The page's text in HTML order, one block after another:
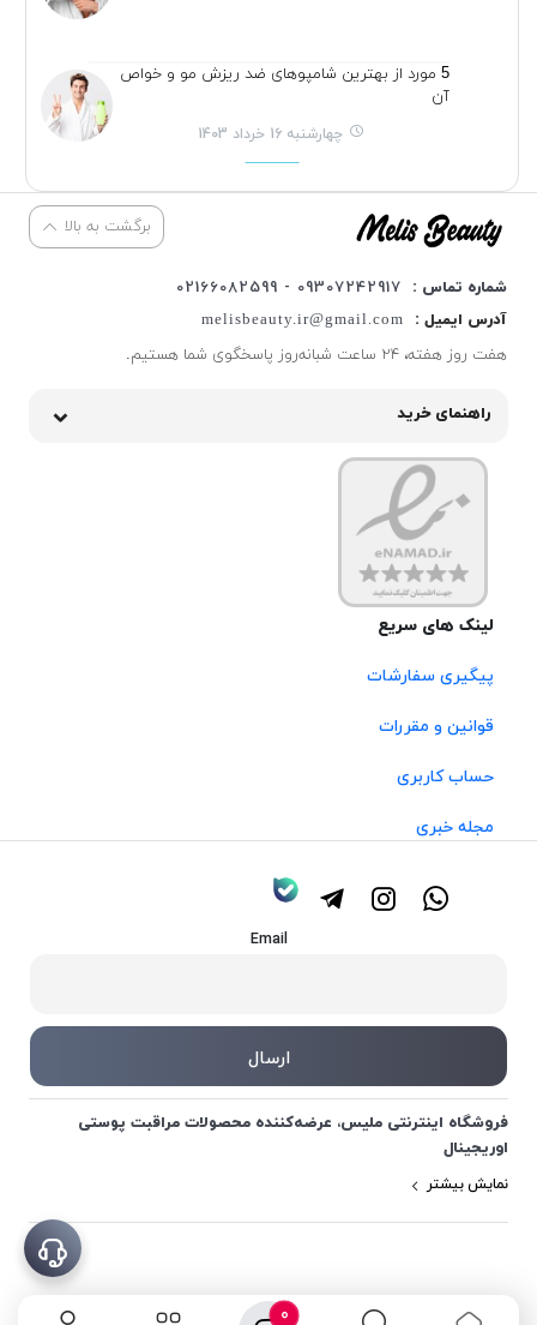
5 مورد از بهترین شامپوهای ضد ریزش مو و خواص
آن
چهارشنبه 16 خرداد 1403
0
برگشت به بالا
شماره تماس :
09307242917 - 02166082599
آدرس ایمیل :
melisbeauty.ir@gmail.com
هفت روز هفته، ۲۴ ساعت شبانه‌روز پاسخگوی شما هستیم.
راهنمای خرید
لینک های سریع
پیگیری سفارشات
قوانین و مقررات
حساب کاربری
مجله خبری
Email
فروشگاه اینترنتی ملیس، عرضه‌کننده محصولات مراقبت پوستی
اوریجینال
نمایش بیشتر